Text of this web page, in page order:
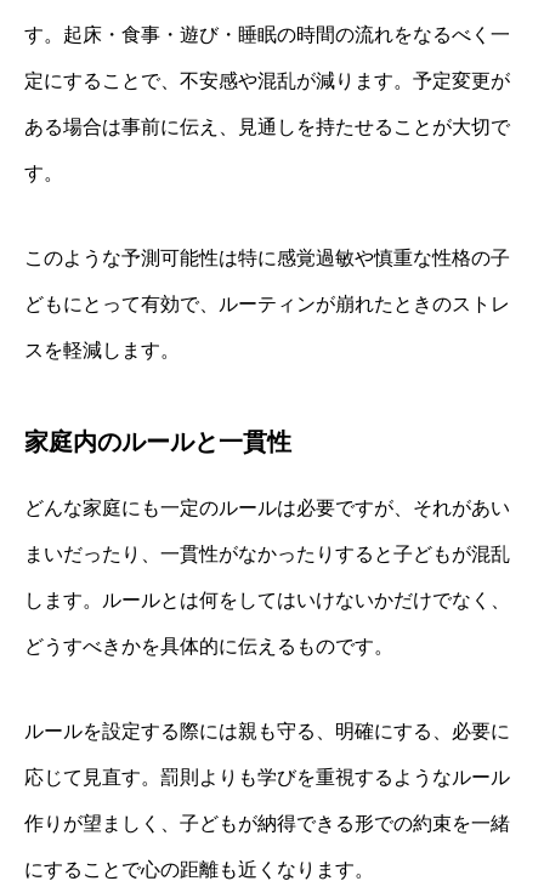
す。起床・食事・遊び・睡眠の時間の流れをなるべく一
定にすることで、不安感や混乱が減ります。予定変更が
ある場合は事前に伝え、見通しを持たせることが大切で
す。
このような予測可能性は特に感覚過敏や慎重な性格の子
どもにとって有効で、ルーティンが崩れたときのストレ
スを軽減します。
家庭内のルールと一貫性
どんな家庭にも一定のルールは必要ですが、それがあい
まいだったり、一貫性がなかったりすると子どもが混乱
します。ルールとは何をしてはいけないかだけでなく、
どうすべきかを具体的に伝えるものです。
ルールを設定する際には親も守る、明確にする、必要に
応じて見直す。罰則よりも学びを重視するようなルール
作りが望ましく、子どもが納得できる形での約束を一緒
にすることで心の距離も近くなります。